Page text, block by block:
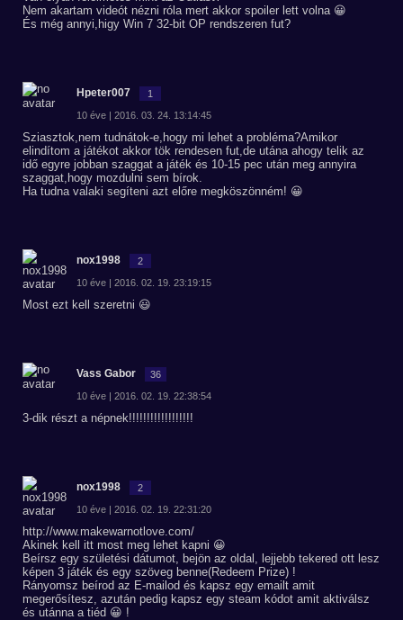
Nem akartam videót nézni róla mert akkor spoiler lett volna 😀
És még annyi,higy Win 7 32-bit OP rendszeren fut?
Hpeter007 1
10 éve | 2016. 03. 24. 13:14:45
Sziasztok,nem tudnátok-e,hogy mi lehet a probléma?Amikor
elindítom a játékot akkor tök rendesen fut,de utána ahogy telik az
idő egyre jobban szaggat a játék és 10-15 pec után meg annyira
szaggat,hogy mozdulni sem bírok.
Ha tudna valaki segíteni azt előre megköszönném! 😀
nox1998 2
10 éve | 2016. 02. 19. 23:19:15
Most ezt kell szeretni 😃
Vass Gabor 36
10 éve | 2016. 02. 19. 22:38:54
3-dik részt a népnek!!!!!!!!!!!!!!!!!!
nox1998 2
10 éve | 2016. 02. 19. 22:31:20
http://www.makewarnotlove.com/
Akinek kell itt most meg lehet kapni 😀
Beírsz egy születési dátumot, bejön az oldal, lejjebb tekered ott lesz
képen 3 játék és egy szöveg benne(Redeem Prize) !
Rányomsz beírod az E-mailod és kapsz egy emailt amit
megerősítesz, azután pedig kapsz egy steam kódot amit aktiválsz
és utánna a tiéd 😀 !